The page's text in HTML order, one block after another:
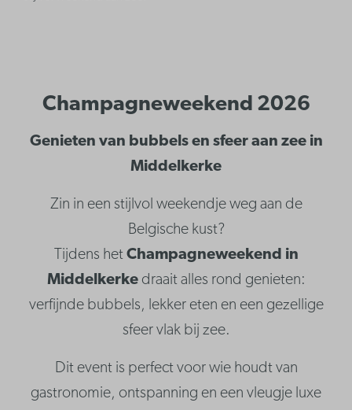
Champagneweekend 2026
Genieten van bubbels en sfeer aan zee in
Middelkerke
Zin in een stijlvol weekendje weg aan de
Belgische kust?
Tijdens het Champagneweekend in
Middelkerkedraait alles rond genieten:
verfijnde bubbels, lekker eten en een gezellige
sfeer vlak bij zee.
Dit event is perfect voor wie houdt van
gastronomie, ontspanning en een vleugje luxe